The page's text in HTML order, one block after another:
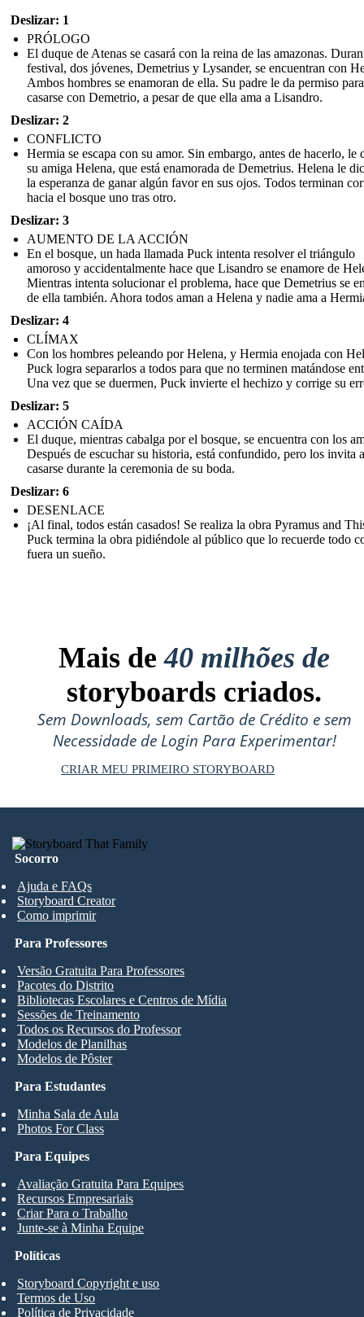
Deslizar: 1
PRÓLOGO
El duque de Atenas se casará con la reina de las amazonas.
festival, dos jóvenes, Demetrius y Lysander, se encuentran con
Ambos hombres se enamoran de ella. Su padre le da permiso para
casarse con Demetrio, a pesar de que ella ama a Lisandro.
Deslizar: 2
CONFLICTO
Hermia se escapa con su amor. Sin embargo, antes de hacerlo, le
su amiga Helena, que está enamorada de Demetrius. Helena le
la esperanza de ganar algún favor en sus ojos. Todos terminan
hacia el bosque uno tras otro.
Deslizar: 3
AUMENTO DE LA ACCIÓN
En el bosque, un hada llamada Puck intenta resolver el triángulo
amoroso y accidentalmente hace que Lisandro se enamore de
Mientras intenta solucionar el problema, hace que Demetrius se
de ella también. Ahora todos aman a Helena y nadie ama a
Deslizar: 4
CLÍMAX
Con los hombres peleando por Helena, y Hermia enojada con
Puck logra separarlos a todos para que no terminen matándose
Una vez que se duermen, Puck invierte el hechizo y corrige su
Deslizar: 5
ACCIÓN CAÍDA
El duque, mientras cabalga por el bosque, se encuentra con los
Después de escuchar su historia, está confundido, pero los invita a
casarse durante la ceremonia de su boda.
Deslizar: 6
DESENLACE
¡Al final, todos están casados! Se realiza la obra Pyramus and
Puck termina la obra pidiéndole al público que lo recuerde todo
fuera un sueño.
Mais de40 milhões de
storyboards criados.
Sem Downloads, sem Cartão de Crédito e sem
Necessidade de Login Para Experimentar!
CRIAR MEU PRIMEIRO STORYBOARD
Socorro
Ajuda e FAQs
Storyboard Creator
Como imprimir
Para Estudantes
Minha Sala de Aula
Photos For Class
Para Professores
Versão Gratuita Para Professores
Pacotes do Distrito
Bibliotecas Escolares e Centros de Mídia
Sessões de Treinamento
Todos os Recursos do Professor
Modelos de Planilhas
Modelos de Pôster
Para Equipes
Avaliação Gratuita Para Equipes
Recursos Empresariais
Criar Para o Trabalho
Junte-se à Minha Equipe
Políticas
Storyboard Copyright e uso
Termos de Uso
Política de Privacidade